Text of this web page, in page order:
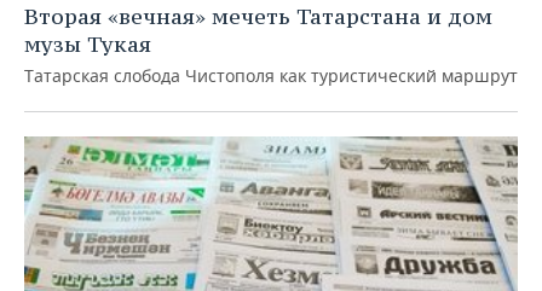
ХОККЕЙ С МЯЧОМ
ПРОИСШЕСТВИЯ
Вторая «вечная» мечеть Татарстана и дом
музы Тукая
Татарская слобода Чистополя как туристический маршрут